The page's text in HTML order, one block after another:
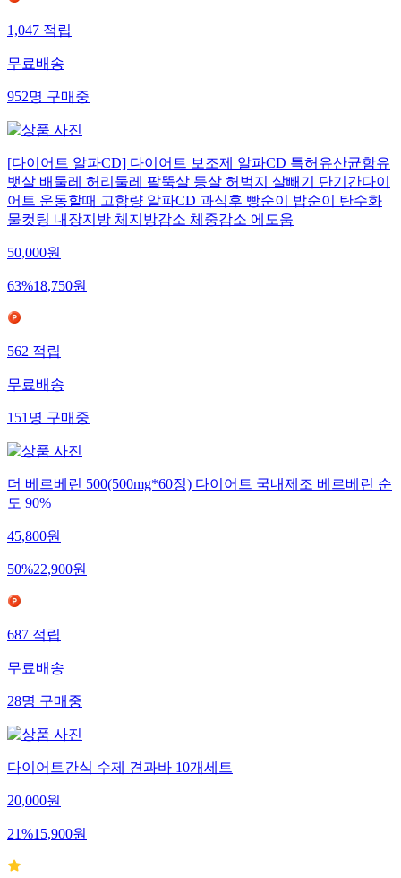
1,047 적립
무료배송
952명 구매중
[다이어트 알파CD] 다이어트 보조제 알파CD 특허유산균함유
뱃살 배둘레 허리둘레 팔뚝살 등살 허벅지 살빼기 단기간다이
어트 운동할때 고함량 알파CD 과식후 빵순이 밥순이 탄수화
물컷팅 내장지방 체지방감소 체중감소 에도움
50,000원
63%18,750원
562 적립
무료배송
151 명 구매중
더 베르베린 500(500mg*60정) 다이어트 국내제조 베르베린 순
도 90%
45,800원
50%22,900원
687 적립
무료배송
28명 구매중
다이어트간식 수제 견과바 10개세트
20,000원
21%15,900원